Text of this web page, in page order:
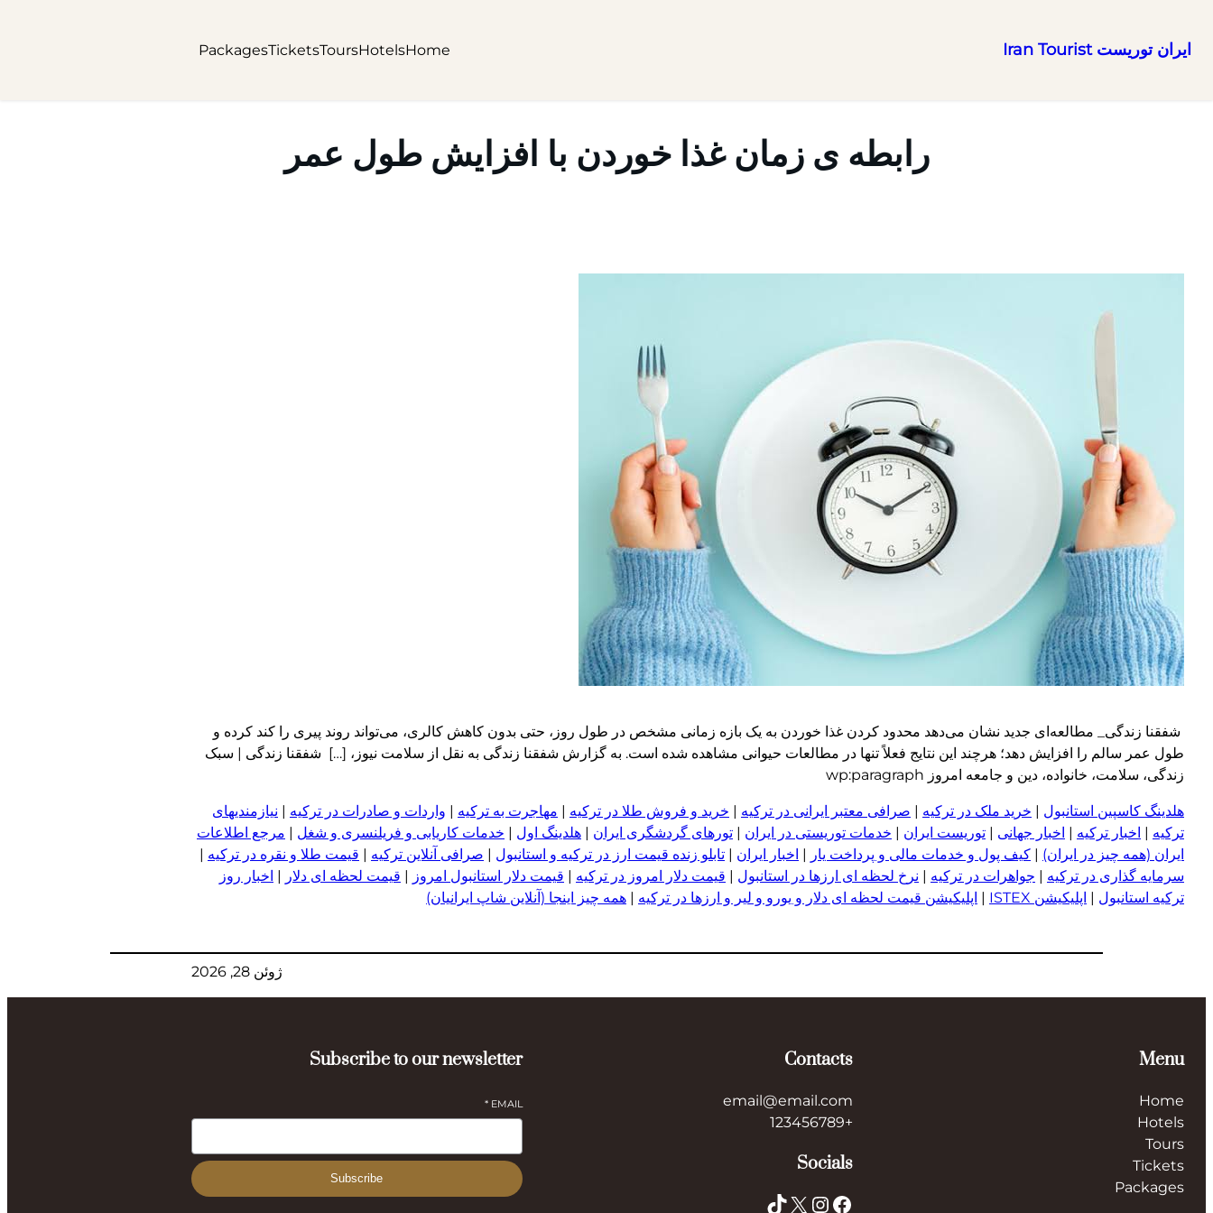
ایران توریست Iran Tourist Home
Hotels
Tours
Tickets
Packages
رابطه ی زمان غذا خوردن با افزایش طول عمر
شفقنا زندگی_ مطالعه‌ای جدید نشان می‌دهد محدود کردن غذا خوردن به یک بازه زمانی مشخص در طول روز، حتی بدون کاهش کالری، می‌تواند روند پیری را کند کرده و
طول عمر سالم را افزایش دهد؛ هرچند این نتایج فعلاً تنها در مطالعات حیوانی مشاهده شده است. به گزارش شفقنا زندگی به نقل از سلامت نیوز، […] شفقنا زندگی | سبک
زندگی، سلامت، خانواده، دین و جامعه امروز wp:paragraph
هلدینگ کاسپین استانبول | خرید ملک در ترکیه | صرافی معتبر ایرانی در ترکیه | خرید و فروش طلا در ترکیه | مهاجرت به ترکیه | واردات و صادرات در ترکیه | نیازمندیهای
ترکیه | اخبار ترکیه | اخبار جهانی | توریست ایران | خدمات توریستی در ایران | تورهای گردشگری ایران | هلدینگ اول | خدمات کاریابی و فریلنسری و شغل | مرجع اطلاعات
ایران (همه چیز در ایران) | کیف پول و خدمات مالی و پرداخت یار | اخبار ایران | تابلو زنده قیمت ارز در ترکیه و استانبول | صرافی آنلاین ترکیه | قیمت طلا و نقره در ترکیه |
سرمایه گذاری در ترکیه | جواهرات در ترکیه | نرخ لحظه ای ارزها در استانبول | قیمت دلار امروز در ترکیه | قیمت دلار استانبول امروز | قیمت لحظه ای دلار | اخبار روز
ترکیه استانبول | اپلیکیشن ISTEX | اپلیکیشن قیمت لحظه ای دلار و یورو و لیر و ار زها در ترکیه | همه چیز اینجا (آنلاین شاپ ایرانیان)
ژوئن 28, 2026
Menu
Home
Hotels
Tours
Tickets
Packages
Contacts
email@email.com
+123456789
Socials
Facebook
Instagram
X
TikTok
Subscribe to our newsletter
EMAIL
*
Subscribe